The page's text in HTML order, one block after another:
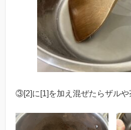
③[2]に[1]を加え混ぜたらザルや